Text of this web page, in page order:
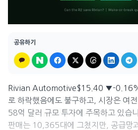
공유하기
Rivian Automotive$15.40 ▼-0.16%
로 하락했음에도 불구하고, 시장은 여
58억 달러 규모 투자에 주목하고 있습
판매는 10,365대에 그쳤지만, 공급망